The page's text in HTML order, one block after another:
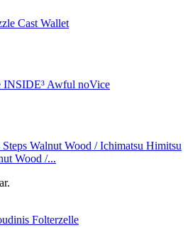
Cast Wallet
INSIDE³ Awful noVice
Himitsu
Wood /...
Folterzelle